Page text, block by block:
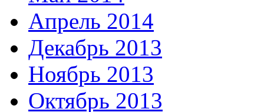
Апрель 2014
Декабрь 2013
Ноябрь 2013
Октябрь 2013